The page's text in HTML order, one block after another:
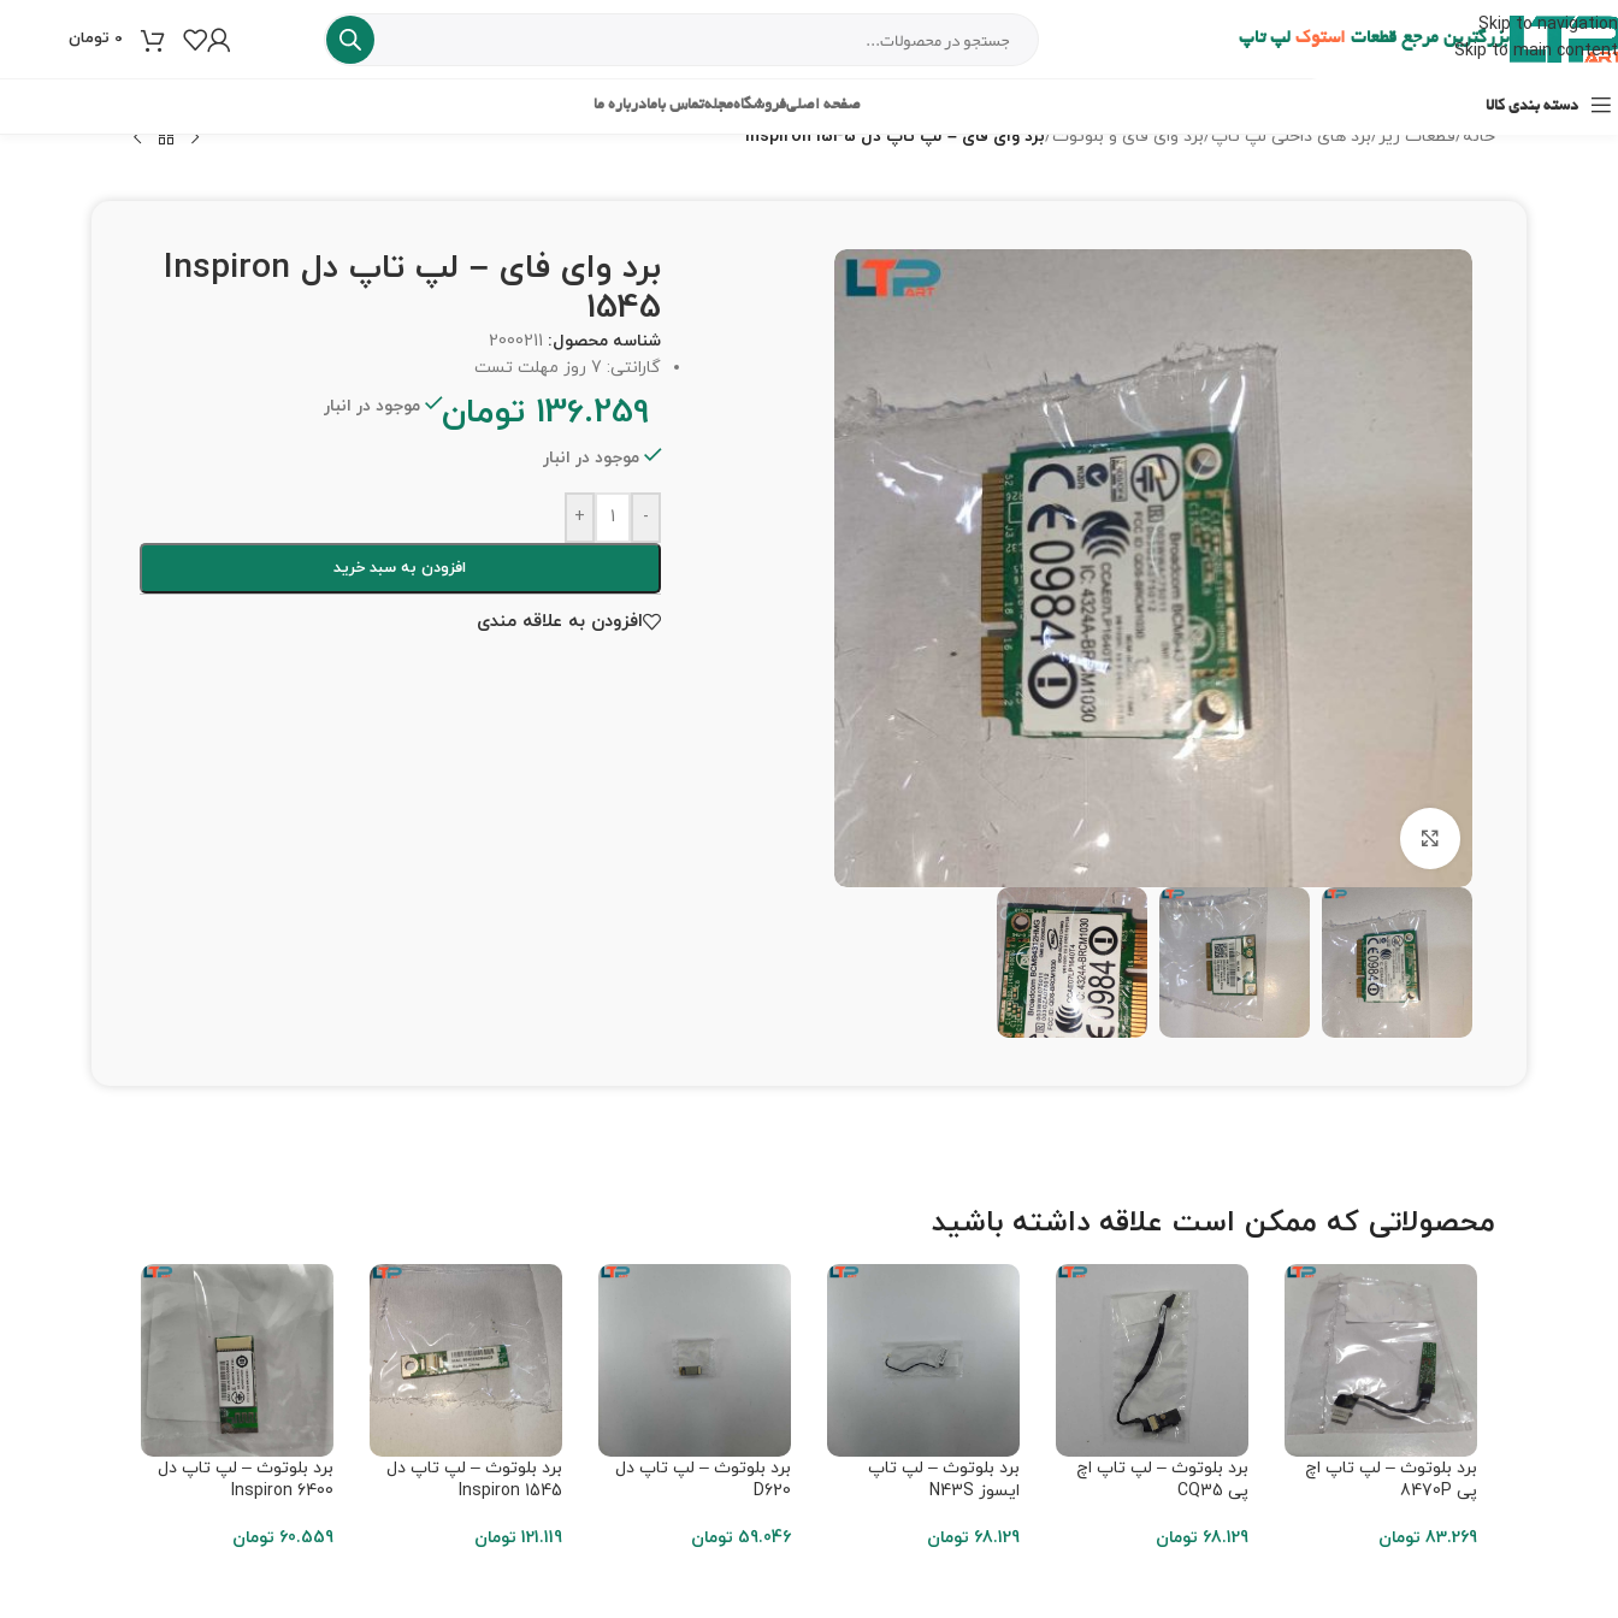
Skip to navigation
Skip to main content
بزرگترین مرجع قطعات استوک لپ تاپ 0 تومان
دسته بندی کالا صفحه اصلیفروشگاهمجلهتماس بامادرباره ما
خانه /قطعات ریز /برد های داخلی لپ تاپ/برد وای فای و بلوتوث/برد وای فای – لپ تاپ دل Inspiron 1545
برد وای فای – لپ تاپ دل Inspiron
1545
شناسه محصول: 2000211
گارانتی: 7 روز مهلت تست
136.259 تومان موجود در انبار
موجود در انبار
-
+
افزودن به سبد خرید
افزودن به علاقه مندی
محصولاتی که ممکن است علاقه داشته باشید
برد بلوتوث – لپ تاپ اچ
پی 8470P
83.269 تومان
برد بلوتوث – لپ تاپ اچ
پی CQ35
68.129 تومان
برد بلوتوث – لپ تاپ
ایسوز N43S
68.129 تومان
برد بلوتوث – لپ تاپ دل
D620
59.046 تومان
برد بلوتوث – لپ تاپ دل
Inspiron 1545
121.119 تومان
برد بلوتوث – لپ تاپ دل
Inspiron 6400
60.559 تومان